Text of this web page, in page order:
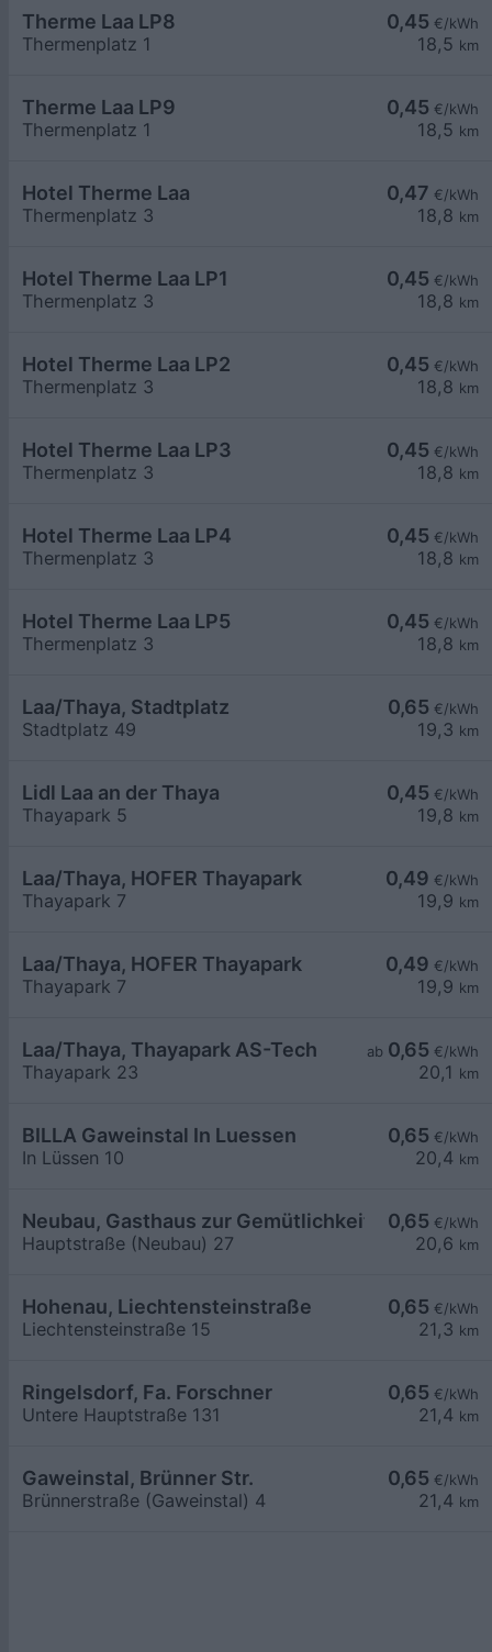
0,45 €/kWh
18,5 km
Therme Laa LP8
Thermenplatz 1
0,45 €/kWh
18,5 km
Therme Laa LP9
Thermenplatz 1
0,47 €/kWh
18,8 km
Hotel Therme Laa
Thermenplatz 3
0,45 €/kWh
18,8 km
Hotel Therme Laa LP1
Thermenplatz 3
0,45 €/kWh
18,8 km
Hotel Therme Laa LP2
Thermenplatz 3
0,45 €/kWh
18,8 km
Hotel Therme Laa LP3
Thermenplatz 3
0,45 €/kWh
18,8 km
Hotel Therme Laa LP4
Thermenplatz 3
0,45 €/kWh
18,8 km
Hotel Therme Laa LP5
Thermenplatz 3
0,65 €/kWh
19,3 km
Laa/Thaya, Stadtplatz
Stadtplatz 49
0,45 €/kWh
19,8 km
Lidl Laa an der Thaya
Thayapark 5
0,49 €/kWh
19,9 km
Laa/Thaya, HOFER Thayapark
Thayapark 7
0,49 €/kWh
19,9 km
Laa/Thaya, HOFER Thayapark
Thayapark 7
ab 0,65 €/kWh
20,1 km
Laa/Thaya, Thayapark AS-Tech
Thayapark 23
0,65 €/kWh
20,4 km
BILLA Gaweinstal In Luessen
In Lüssen 10
0,65 €/kWh
20,6 km
Neubau, Gasthaus zur Gemütlichkeit
Hauptstraße (Neubau) 27
0,65 €/kWh
21,3 km
Hohenau, Liechtensteinstraße
Liechtensteinstraße 15
0,65 €/kWh
21,4 km
Ringelsdorf, Fa. Forschner
Untere Hauptstraße 131
0,65 €/kWh
21,4 km
Gaweinstal, Brünner Str.
Brünnerstraße (Gaweinstal) 4